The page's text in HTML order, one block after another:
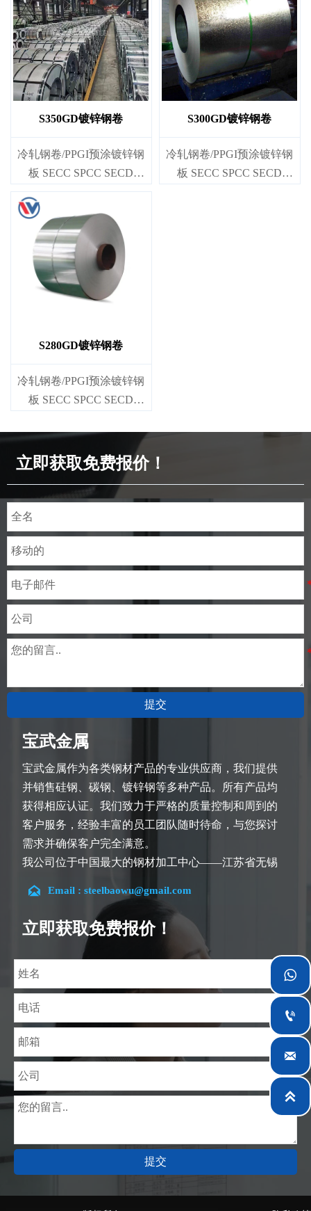
S350GD镀锌钢卷
冷轧钢卷/PPGI预涂镀锌钢
板 SECC SPCC SECD
SPCD SECE SPCE SECC
N2 SECC N4
S300GD镀锌钢卷
冷轧钢卷/PPGI预涂镀锌钢
板 SECC SPCC SECD
S280GD镀锌钢卷
冷轧钢卷/PPGI预涂镀锌钢
板 SECC SPCC SECD
N2 SECC N4
立即获取免费报价！
提交
宝武金属
宝武金属作为各类钢材产品的专业供应商，我们提供
并销售硅钢、碳钢、镀锌钢等多种产品。所有产品均
获得相应认证。我们致力于严格的质量控制和周到的
客户服务，经验丰富的员工团队随时待命，与您探讨
需求并确保客户完全满意。
我公司位于中国最大的钢材加工中心——江苏省无锡
富经验，熟悉CE、SGS等多种硅钢标准。我们可根据
特殊需求进行设计定制，并确保安全性、高效性及合
理价格。目前我们已逐步扩展至五座专业配送仓库和
钢材加工设施，为全球采矿、建筑、工程及通用制造
业提供专业服务。
 Email : steelbaowu@gmail.com
立即获取免费报价！
提交



